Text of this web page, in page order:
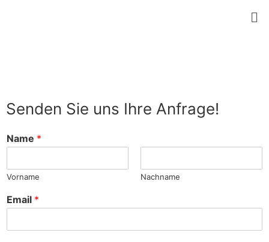
Senden Sie uns Ihre Anfrage!
Name *
Vorname Nachname
Email *